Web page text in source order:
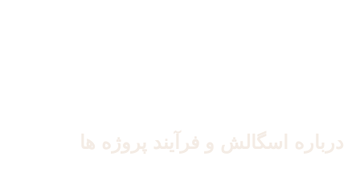
درباره اسگالش و فرآیند پروژه ها